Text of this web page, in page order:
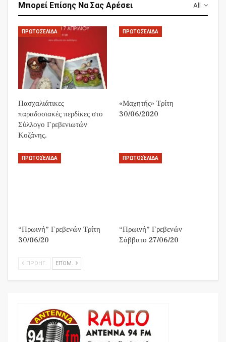
All
Μπορεί Επίσης Να Σας Αρέσει
ΠΡΩΤΟΣΈΛΙΔΑ
Πασχαλιάτικες
παραδοσιακές περδίκες στο
Σύλλογο Γρεβενιωτών
Κοζάνης.
ΠΡΩΤΟΣΈΛΙΔΑ
«Μαχητής» Τρίτη
30/06/2020
ΠΡΩΤΟΣΈΛΙΔΑ
“Πρωινή” Γρεβενών Τρίτη
30/06/20
ΠΡΩΤΟΣΈΛΙΔΑ
“Πρωινή” Γρεβενών
Σάββατο 27/06/20
ΠΡΟΗΓ. ΕΠΌΜ.